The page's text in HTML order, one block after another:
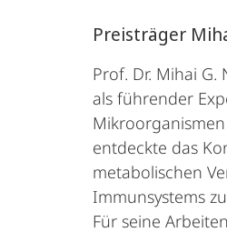
Preisträger
Prof. Dr. Mihai
als führender
entdeckte das
metabolischen
Immunsystems
Für seine